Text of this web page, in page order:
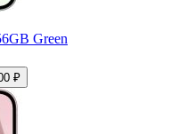
Green
₽